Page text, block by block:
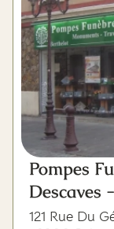
Pompes
Descaves
121 Rue Du